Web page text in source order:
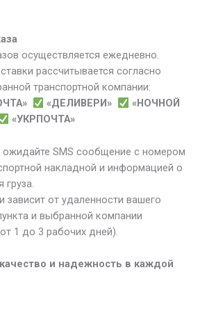
осуществляется ежедневно.
рассчитывается согласно
транспортной компании:
«ДЕЛИВЕРИ»
«НОЧНОЙ
«УКРПОЧТА»
ожидайте SMS сообщение с номером
накладной и информацией о
груза.
зависит от удаленности вашего
и выбранной компании
1 до 3 рабочих дней).
и надежность в каждой